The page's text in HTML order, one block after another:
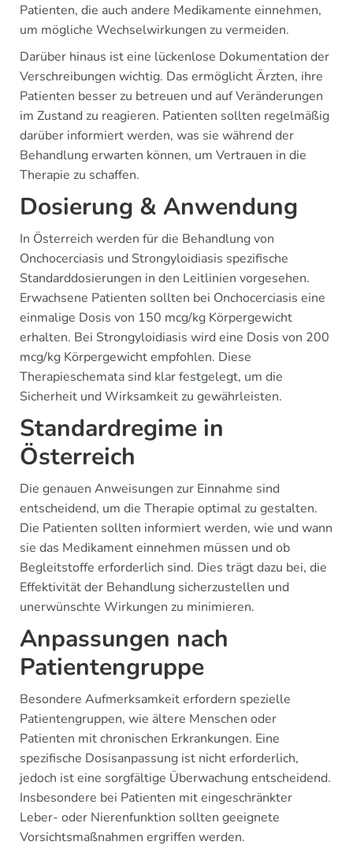
Patienten, die auch andere Medikamente einnehmen,
um mögliche Wechselwirkungen zu vermeiden.
Darüber hinaus ist eine lückenlose Dokumentation der
Verschreibungen wichtig. Das ermöglicht Ärzten, ihre
Patienten besser zu betreuen und auf Veränderungen
im Zustand zu reagieren. Patienten sollten regelmäßig
darüber informiert werden, was sie während der
Behandlung erwarten können, um Vertrauen in die
Therapie zu schaffen.
Dosierung & Anwendung
In Österreich werden für die Behandlung von
Onchocerciasis und Strongyloidiasis spezifische
Standarddosierungen in den Leitlinien vorgesehen.
Erwachsene Patienten sollten bei Onchocerciasis eine
einmalige Dosis von 150 mcg/kg Körpergewicht
erhalten. Bei Strongyloidiasis wird eine Dosis von 200
mcg/kg Körpergewicht empfohlen. Diese
Therapieschemata sind klar festgelegt, um die
Sicherheit und Wirksamkeit zu gewährleisten.
Standardregime in
Österreich
Die genauen Anweisungen zur Einnahme sind
entscheidend, um die Therapie optimal zu gestalten.
Die Patienten sollten informiert werden, wie und wann
sie das Medikament einnehmen müssen und ob
Begleitstoffe erforderlich sind. Dies trägt dazu bei, die
Effektivität der Behandlung sicherzustellen und
unerwünschte Wirkungen zu minimieren.
Anpassungen nach
Patientengruppe
Besondere Aufmerksamkeit erfordern spezielle
Patientengruppen, wie ältere Menschen oder
Patienten mit chronischen Erkrankungen. Eine
spezifische Dosisanpassung ist nicht erforderlich,
jedoch ist eine sorgfältige Überwachung entscheidend.
Insbesondere bei Patienten mit eingeschränkter
Leber- oder Nierenfunktion sollten geeignete
Vorsichtsmaßnahmen ergriffen werden.